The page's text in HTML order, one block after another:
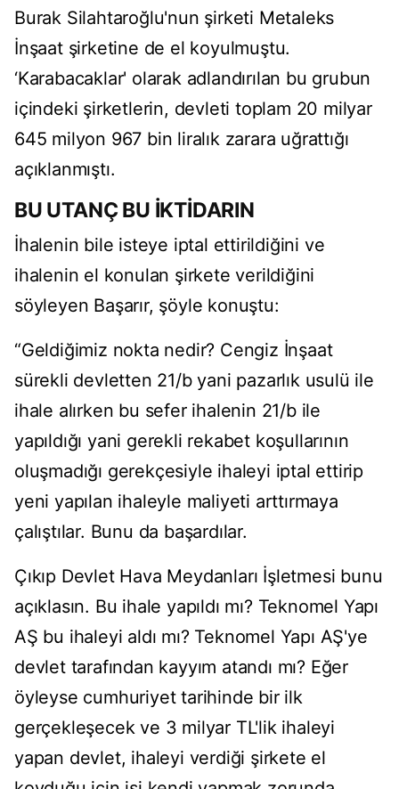
Burak Silahtaroğlu'nun şirketi Metaleks
İnşaat şirketine de el koyulmuştu.
‘Karabacaklar' olarak adlandırılan bu grubun
içindeki şirketlerin, devleti toplam 20 milyar
645 milyon 967 bin liralık zarara uğrattığı
açıklanmıştı.
BU UTANÇ BU İKTİDARIN
İhalenin bile isteye iptal ettirildiğini ve
ihalenin el konulan şirkete verildiğini
söyleyen Başarır, şöyle konuştu:
“Geldiğimiz nokta nedir? Cengiz İnşaat
sürekli devletten 21/b yani pazarlık usulü ile
ihale alırken bu sefer ihalenin 21/b ile
yapıldığı yani gerekli rekabet koşullarının
oluşmadığı gerekçesiyle ihaleyi iptal ettirip
yeni yapılan ihaleyle maliyeti arttırmaya
çalıştılar. Bunu da başardılar.
Çıkıp Devlet Hava Meydanları İşletmesi bunu
açıklasın. Bu ihale yapıldı mı? Teknomel Yapı
AŞ bu ihaleyi aldı mı? Teknomel Yapı AŞ'ye
devlet tarafından kayyım atandı mı? Eğer
öyleyse cumhuriyet tarihinde bir ilk
gerçekleşecek ve 3 milyar TL'lik ihaleyi
yapan devlet, ihaleyi verdiği şirkete el